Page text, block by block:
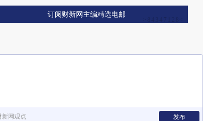
订阅财新网主编精选电邮
新网观点 发布